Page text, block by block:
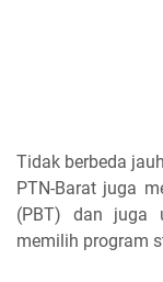
Tidak berbeda
PTN-Barat juga
(PBT) dan juga
memilih program